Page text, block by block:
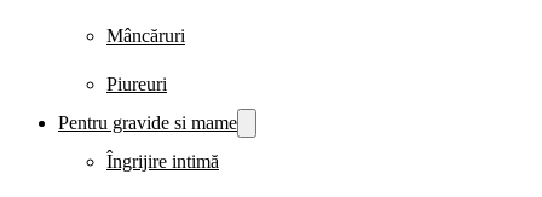
Mâncăruri
Piureuri
Pentru gravide si mame
Îngrijire intimă